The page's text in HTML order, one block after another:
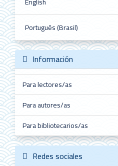
Português (Brasil)
Información
Para lectores/as
Para autores/as
Para bibliotecarios/as
Redes sociales